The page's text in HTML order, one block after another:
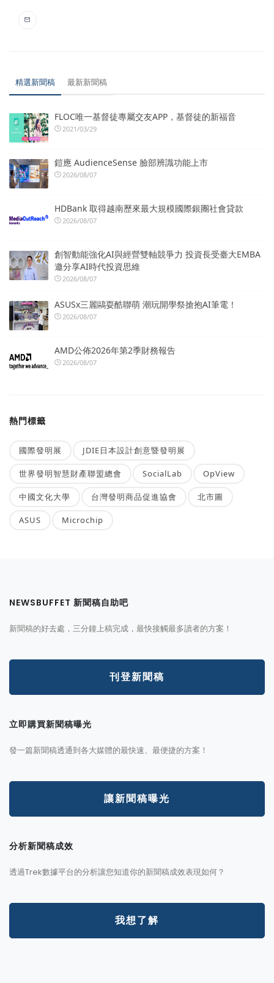
精選新聞稿 最新新聞稿
FLOC唯一基督徒專屬交友APP，基督徒的新福音
2021/03/29
鎧應 AudienceSense 臉部辨識功能上市
2026/08/07
HDBank 取得越南歷來最大規模國際銀團社會貸款
2026/08/07
創智動能強化AI與經營雙軸競爭力 投資長受臺大EMBA
邀分享AI時代投資思維
2026/08/07
ASUSx三麗鷗耍酷聯萌 潮玩開學祭搶抱AI筆電！
2026/08/07
AMD公佈2026年第2季財務報告
2026/08/07
熱門標籤
國際發明展 JDIE日本設計創意暨發明展
世界發明智慧財產聯盟總會 SocialLab OpView
中國文化大學 台灣發明商品促進協會 北市圖
ASUS Microchip
NEWSBUFFET 新聞稿自助吧
新聞稿的好去處，三分鐘上稿完成，最快接觸最多讀者的方案！
刊登新聞稿
立即購買新聞稿曝光
發一篇新聞稿透通到各大媒體的最快速、最便捷的方案！
讓新聞稿曝光
分析新聞稿成效
透過Trek數據平台的分析讓您知道你的新聞稿成效表現如何？
我想了解